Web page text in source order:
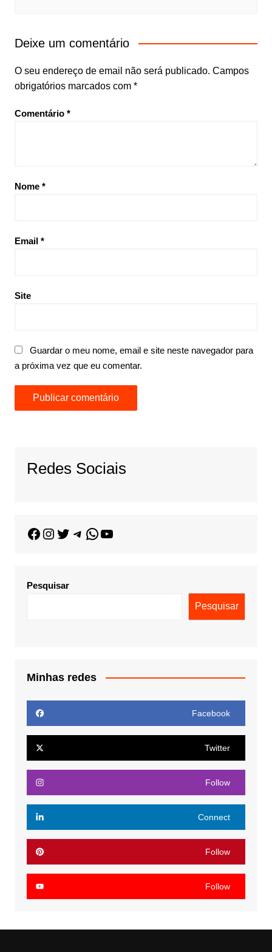
Deixe um comentário
O seu endereço de email não será publicado. Campos
obrigatórios marcados com *
Comentário *
Nome *
Email *
Site
Guardar o meu nome, email e site neste navegador para
a próxima vez que eu comentar.
Redes Sociais
Pesquisar
Pesquisar
Minhas redes
Facebook
Twitter
Follow
Connect
Follow
Follow